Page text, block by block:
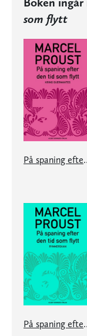
som flytt
På
På